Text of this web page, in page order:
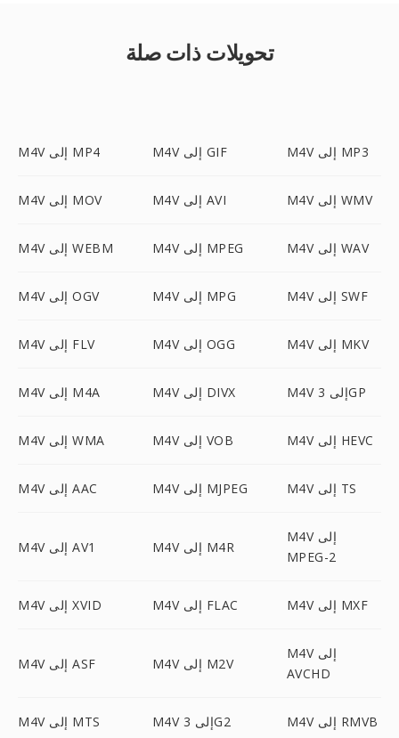
تحويلات ذات صلة
M4V إلى MP4 M4V إلى GIF M4V إلى MP3
M4V إلى MOV M4V إلى AVI M4V إلى WMV
M4V إلى WEBM M4V إلى MPEG M4V إلى WAV
M4V إلى OGV M4V إلى MPG M4V إلى SWF
M4V إلى FLV M4V إلى OGG M4V إلى MKV
M4V إلى M4A M4V إلى DIVX M4V إلى 3GP
M4V إلى WMA M4V إلى VOB M4V إلى HEVC
M4V إلى AAC M4V إلى MJPEG M4V إلى TS
M4V إلى AV1 M4V إلى M4R
M4V إلى
MPEG-2
M4V إلى XVID M4V إلى FLAC M4V إلى MXF
M4V إلى ASF M4V إلى M2V
M4V إلى
AVCHD
M4V إلى MTS M4V إلى 3G2 M4V إلى RMVB